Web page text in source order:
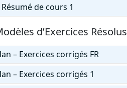
de cours 1
d’Exercices Résolus
– Exercices corrigés FR
– Exercices corrigés 1